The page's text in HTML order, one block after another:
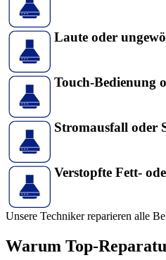
Laute oder
Touch-Bedienung
Stromausfall oder
Verstopfte Fett-
Unsere Techniker reparieren alle
Warum Top-